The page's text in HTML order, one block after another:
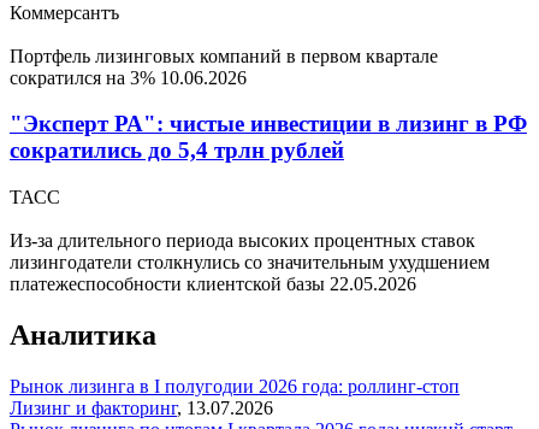
Коммерсантъ
Портфель лизинговых компаний в первом квартале
сократился на 3% 10.06.2026
"Эксперт РА": чистые инвестиции в лизинг в РФ
сократились до 5,4 трлн рублей
ТАСС
Из-за длительного периода высоких процентных ставок
лизингодатели столкнулись со значительным ухудшением
платежеспособности клиентской базы 22.05.2026
Аналитика
Рынок лизинга в I полугодии 2026 года: роллинг-стоп
Лизинг и факторинг, 13.07.2026